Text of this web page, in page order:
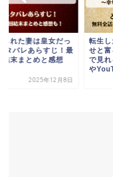
っ
最
転生したら新しい夫へ
せと富を手に入れる ど
で見れる？無料全話視
2026年2月24日